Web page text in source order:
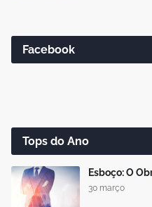
Facebook
Tops do Ano
Esboço: O
30 março